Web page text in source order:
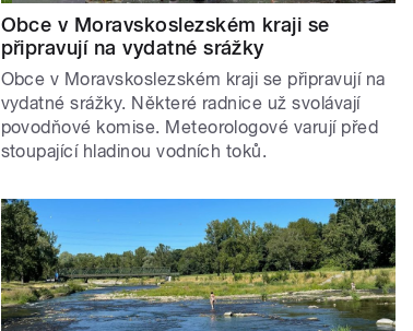
Obce v Moravskoslezském kraji se
připravují na vydatné srážky
Obce v Moravskoslezském kraji se připravují na
vydatné srážky. Některé radnice už svolávají
povodňové komise. Meteorologové varují před
stoupající hladinou vodních toků.